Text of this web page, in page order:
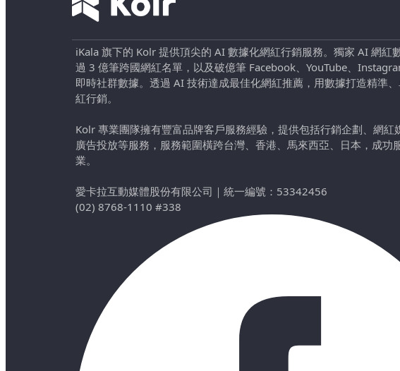
iKala 旗下的 Kolr 提供頂尖的 AI 數據化網紅行銷服務。獨家 AI 網紅
過 3 億筆跨國網紅名單，以及破億筆 Facebook、YouTube、
即時社群數據。透過 AI 技術達成最佳化網紅推薦，用數據打造精準
紅行銷。
Kolr 專業團隊擁有豐富品牌客戶服務經驗，提供包括行銷企劃、網紅
廣告投放等服務，服務範圍橫跨台灣、香港、馬來西亞、日本，成功
業。
愛卡拉互動媒體股份有限公司 ｜ 統一編號：53342456
(02) 8768-1110 #338